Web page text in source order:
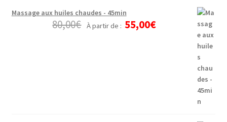
Massage aux huiles chaudes - 45min
80,00€ À partir de : 55,00€